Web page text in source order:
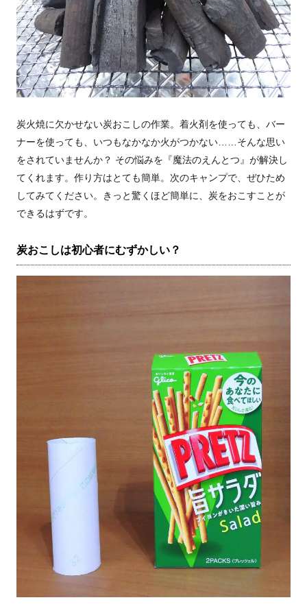
炭火焼に欠かせない炭おこしの作業。着火剤を使っても、バー
ナーを使っても、いつもなかなか火がつかない……そんな思い
をされていませんか？ その悩みを『魔法のえんとつ』が解決し
てくれます。作り方はとても簡単。次のキャンプで、ぜひため
してみてください。きっと驚くほど簡単に、炭をおこすことが
できるはずです。
炭おこしは初心者にむずかしい？